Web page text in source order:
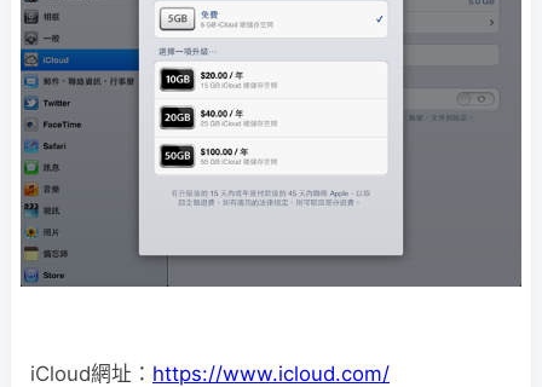
iCloud網址： https://www.icloud.com/